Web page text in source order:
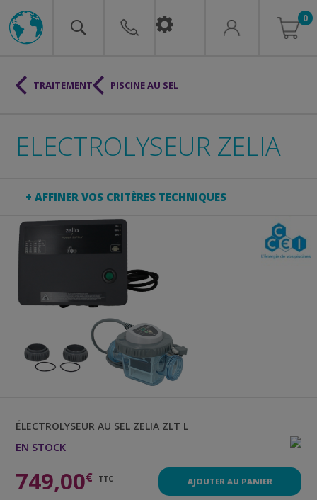
0
ELECTROLYSEUR ZELIA
+ AFFINER VOS CRITÈRES TECHNIQUES
ÉLECTROLYSEUR AU SEL ZELIA ZLT L
EN STOCK
749,00€ TTC AJOUTER AU PANIER
TRAITEMENT PISCINE AU SEL